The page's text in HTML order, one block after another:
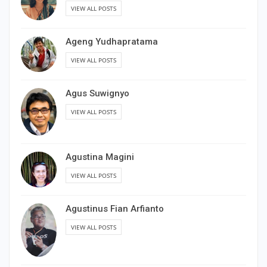
VIEW ALL POSTS
Ageng Yudhapratama
VIEW ALL POSTS
Agus Suwignyo
VIEW ALL POSTS
Agustina Magini
VIEW ALL POSTS
Agustinus Fian Arfianto
VIEW ALL POSTS